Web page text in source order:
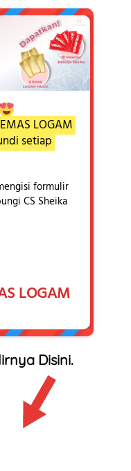
LOGAM
setiap
formulir
CS Sheika
LOGAM
Disini.